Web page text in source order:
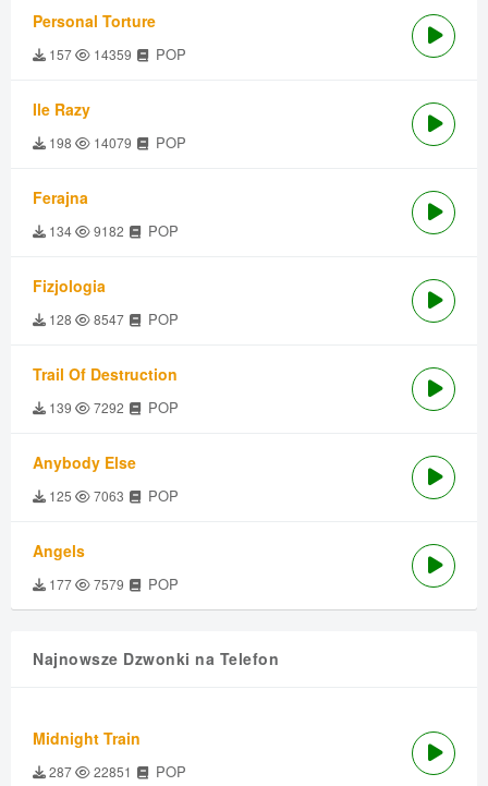
Personal Torture
157 14359 POP
Ile Razy
198 14079 POP
Ferajna
134 9182 POP
Fizjologia
128 8547 POP
Trail Of Destruction
139 7292 POP
Anybody Else
125 7063 POP
Angels
177 7579 POP
Najnowsze Dzwonki na Telefon
Midnight Train
287 22851 POP